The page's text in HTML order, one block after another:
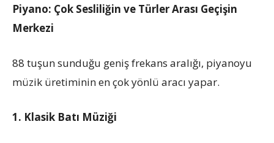
Piyano: Çok Sesliliğin ve Türler Arası Geçişin
Merkezi
88 tuşun sunduğu geniş frekans aralığı, piyanoyu
müzik üretiminin en çok yönlü aracı yapar.
1. Klasik Batı Müziği